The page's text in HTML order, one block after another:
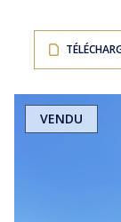
VENDU